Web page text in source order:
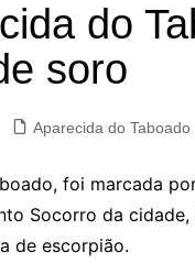
do
soro
Aparecida do Taboado
foi marcada
Socorro da
de escorpião.